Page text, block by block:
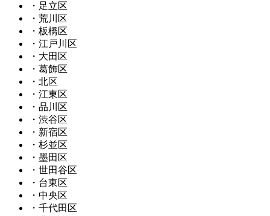
・足立区
・荒川区
・板橋区
・江戸川区
・大田区
・葛飾区
・北区
・江東区
・品川区
・渋谷区
・新宿区
・杉並区
・墨田区
・世田谷区
・台東区
・中央区
・千代田区